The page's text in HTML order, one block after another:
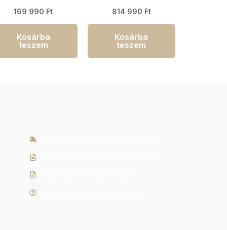
169 990 Ft
Kosárba
teszem
814 990 Ft
Kosárba
teszem